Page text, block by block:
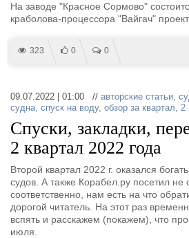
На заводе "Красное Сормово"
краболова-процессора "Вайгач"
323 0 0
09.07.2022 | 01:00 // авторские статьи,
судна, спуск на воду, обзор за квартал, 2
Спуски, закладки,
2 квартал 2022 года
Второй квартал 2022 г. оказался
судов. А также Корабел.ру посетил не
соответственно, нам есть на что
дорогой читатель. На этот раз
вспять и расскажем (покажем), что
июля.